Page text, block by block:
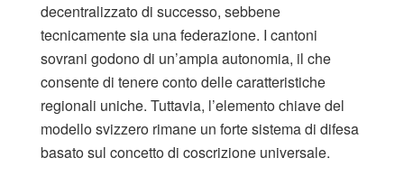
decentralizzato di successo, sebbene
tecnicamente sia una federazione. I cantoni
sovrani godono di un’ampia autonomia, il che
consente di tenere conto delle caratteristiche
regionali uniche. Tuttavia, l’elemento chiave del
modello svizzero rimane un forte sistema di difesa
basato sul concetto di coscrizione universale.